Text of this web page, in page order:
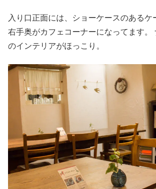
入り口正面には、ショーケースのあるケ
右手奥がカフェコーナーになってます。
のインテリアがほっこり。